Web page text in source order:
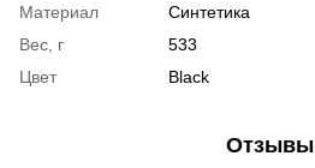
Материал
Синтетика
Вес, г
533
Цвет
Black
Отзывы